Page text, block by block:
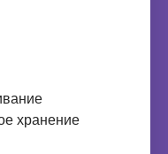
хранение